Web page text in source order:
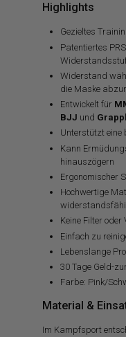
Highlights
Gezieltes
Patentiertes
Widerstand
die Maske
Entwickelt für
BJJ und
Unterstützt eine
Kann
hinauszögern
Ergonomischer
Hochwertige
Keine Filter
Einfach zu
Lebenslange
30 Tage Geld-
Farbe: Pink/
Material &
Im Kampfsport